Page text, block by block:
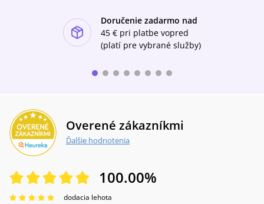
Doručenie zadarmo nad
45 € pri platbe vopred
(platí pre vybrané služby)
Overené zákazníkmi
Ďalšie hodnotenia
100.00%
dodacia lehota